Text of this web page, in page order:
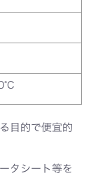
目的で便宜的
タシート等を